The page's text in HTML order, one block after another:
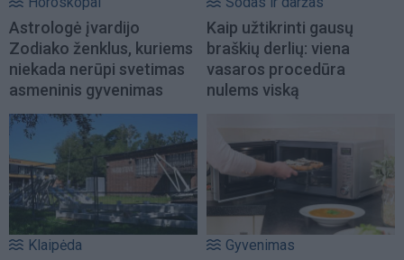
Astrologė įvardijo
Zodiako ženklus, kuriems
niekada nerūpi svetimas
asmeninis gyvenimas
Kaip užtikrinti gausų
braškių derlių: viena
vasaros procedūra
nulems viską
Klaipėda Gyvenimas